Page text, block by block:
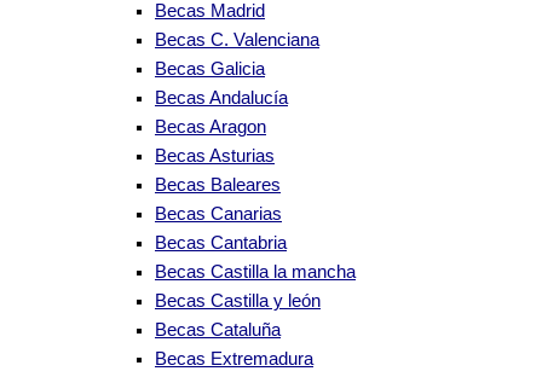
Becas Madrid
Becas C. Valenciana
Becas Galicia
Becas Andalucía
Becas Aragon
Becas Asturias
Becas Baleares
Becas Canarias
Becas Cantabria
Becas Castilla la mancha
Becas Castilla y león
Becas Cataluña
Becas Extremadura